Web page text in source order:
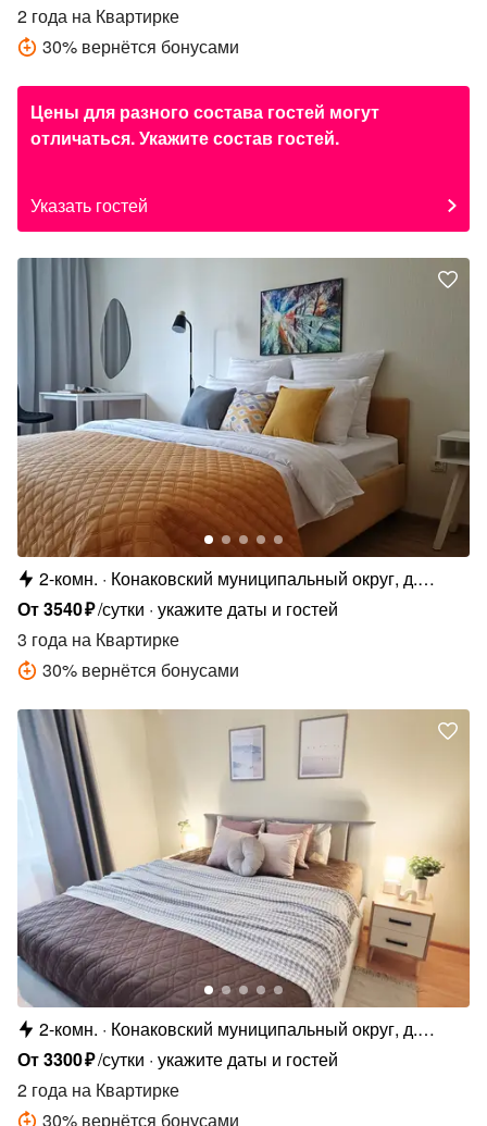
2 года на Квартирке
30% вернётся бонусами
Цены для разного состава гостей могут
отличаться. Укажите состав гостей.
Указать гостей
2-комн.
Конаковский муниципальный округ, д.
Мокшино, Норильский б-р, 6
От3540₽/сутки укажите даты и гостей
3 года на Квартирке
30% вернётся бонусами
2-комн.
Конаковский муниципальный округ, д.
Мокшино, Солнечная ул., 81
От3300₽/сутки укажите даты и гостей
2 года на Квартирке
30% вернётся бонусами